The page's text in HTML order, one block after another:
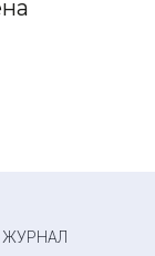
ЖУРНАЛ